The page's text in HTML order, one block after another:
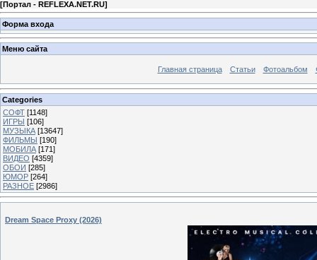
[Портал - REFLEXA.NET.RU]
Форма входа
Меню сайта
Главная страница Статьи Фотоальбом
Categories
СОФТ [1148]
ИГРЫ [106]
МУЗЫКА [13647]
ФИЛЬМЫ [190]
МОБИЛА [171]
ВИДЕО [4359]
ОБОИ [285]
ЮМОР [264]
РАЗНОЕ [2986]
Dream Space Proxy (2026)